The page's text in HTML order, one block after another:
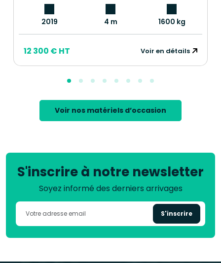
2019 4 m 1600 kg
12 300 € HT Voir en détails
Voir nos matériels d’occasion
S'inscrire à notre newsletter
Soyez informé des derniers arrivages
S'inscrire